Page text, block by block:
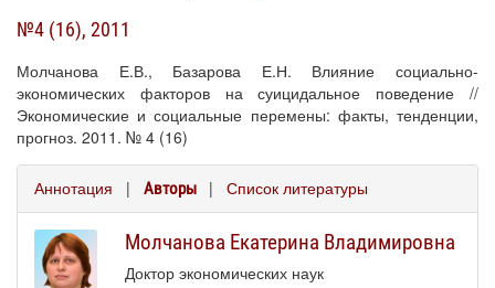
№4 (16), 2011
Молчанова Е.В., Базарова Е.Н. Влияние социально-
экономических факторов на суицидальное поведение //
Экономические и социальные перемены: факты, тенденции,
прогноз. 2011. № 4 (16)
Аннотация | Авторы | Список литературы
Молчанова Екатерина Владимировна
Доктор экономических наук